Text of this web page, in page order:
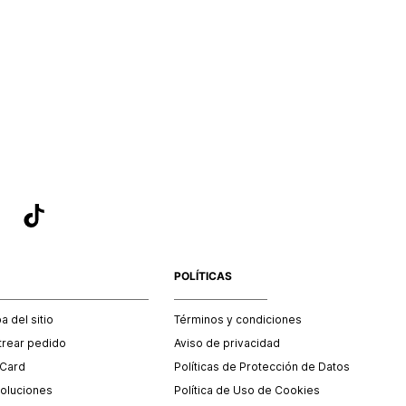
del sitio
pedido
POLÍTICAS
Términos y condiciones
Aviso de privacidad
Políticas de Protección de Datos
Política de Uso de Cookies